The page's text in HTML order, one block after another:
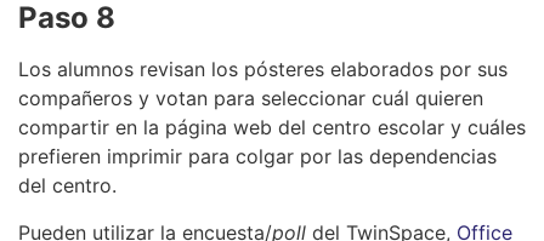
Paso 8
Los alumnos revisan los pósteres elaborados por sus
compañeros y votan para seleccionar cuál quieren
compartir en la página web del centro escolar y cuáles
prefieren imprimir para colgar por las dependencias
del centro.
Pueden utilizar la encuesta/poll del TwinSpace, Office